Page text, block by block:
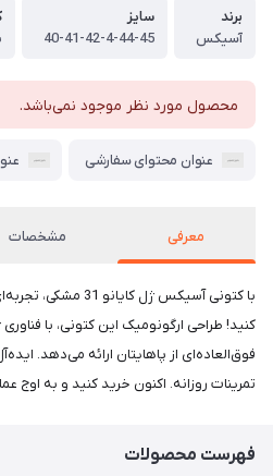
برند
آسیکس
سایز
40-41-42-4-44-45
محصول مورد نظر موجود نمی‌باشد.
عنوان محتوای سفارشی
معرفی مشخصات
با کتونی آسیکس ژل
کنید! طراحی ارگونومیک این کتونی، با
فوق‌العاده‌ای از پاهایتان ارائه می‌دهد.
تمرینات روزانه. اکنون خرید کنید و به اوج
فهرست محصولات